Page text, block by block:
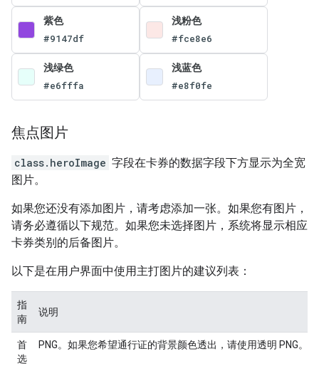
紫色
#9147df
浅粉色
#fce8e6
浅绿色
#e6fffa
浅蓝色
#e8f0fe
焦点图片
class.heroImage 字段在卡券的数据字段下方显示为全宽
图片。
如果您还没有添加图片，请考虑添加一张。如果您有图片，
请务必遵循以下规范。如果您未选择图片，系统将显示相应
卡券类别的后备图片。
以下是在用户界面中使用主打图片的建议列表：
指
南
说明
首
选
PNG。如果您希望通行证的背景颜色透出，请使用透明 PNG。